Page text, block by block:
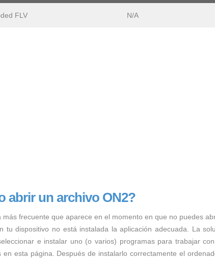
FLV N/A
abrir un archivo ON2?
más frecuente que aparece en el momento en que no puedes
tu dispositivo no está instalada la aplicación adecuada. La
e instalar uno (o varios) programas para trabajar
en esta página. Después de instalarlo correctamente el